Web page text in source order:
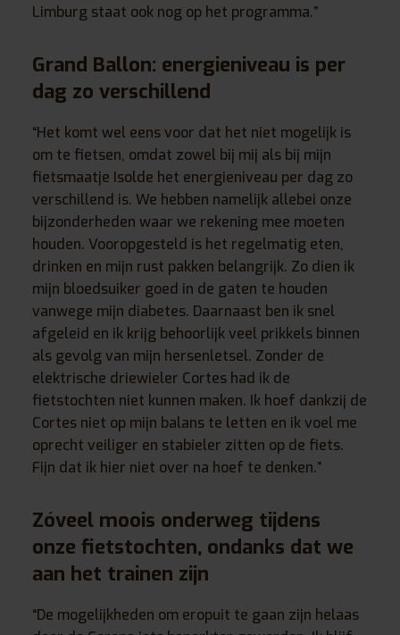
Limburg staat ook nog op het programma.”
Grand Ballon: energieniveau is per
dag zo verschillend
“Het komt wel eens voor dat het niet mogelijk is
om te fietsen, omdat zowel bij mij als bij mijn
fietsmaatje Isolde het energieniveau per dag zo
verschillend is. We hebben namelijk allebei onze
bijzonderheden waar we rekening mee moeten
houden. Vooropgesteld is het regelmatig eten,
drinken en mijn rust pakken belangrijk. Zo dien ik
mijn bloedsuiker goed in de gaten te houden
vanwege mijn diabetes. Daarnaast ben ik snel
afgeleid en ik krijg behoorlijk veel prikkels binnen
als gevolg van mijn hersenletsel. Zonder de
elektrische driewieler Cortes had ik de
fietstochten niet kunnen maken. Ik hoef dankzij de
Cortes niet op mijn balans te letten en ik voel me
oprecht veiliger en stabieler zitten op de fiets.
Fijn dat ik hier niet over na hoef te denken.”
Zóveel moois onderweg tijdens
onze fietstochten, ondanks dat we
aan het trainen zijn
“De mogelijkheden om eropuit te gaan zijn helaas